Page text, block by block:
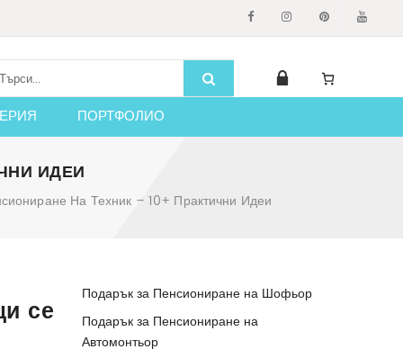
ПОРТФОЛИО
ИДЕИ
На Техник – 10+ Практични Идеи
се
Подарък за Пенсиониране на Шофьор
Подарък за Пенсиониране на
Автомонтьор